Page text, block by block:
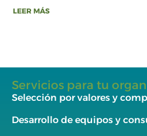
LEER MÁS
Servicios para tu
Selección por valores y
Desarrollo de equipos y